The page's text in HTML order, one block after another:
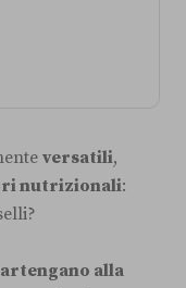
versatili,
nutrizionali:
alla